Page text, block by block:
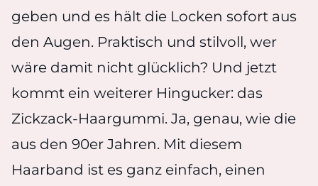
geben und es hält die Locken sofort aus
den Augen. Praktisch und stilvoll, wer
wäre damit nicht glücklich? Und jetzt
kommt ein weiterer Hingucker: das
Zickzack-Haargummi. Ja, genau, wie die
aus den 90er Jahren. Mit diesem
Haarband ist es ganz einfach, einen